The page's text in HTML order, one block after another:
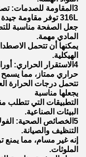
316L توفر مقاومة جيدة للصدمات.
جعل الصفحة مناسبة
المادي مهمة.
يمكنها أن تتحمل
الهيكلية.
4الاستقرار الحراري:
حراري ممتاز، مما يسمح
تتحمل درجات الحرارة
يجعلها مناسبة
التطبيقات التي تتطلب
البيئات الصناعية.
5الخصائص الصحية:
التنظيف والصيانة.
إنه غير مسام، مما يمنع
الملوثات.